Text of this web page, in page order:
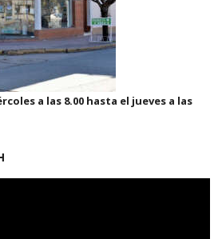
a las 8.00 hasta el jueves a las